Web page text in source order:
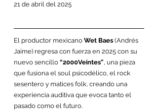
21 de abril del 2025
El productor mexicano Wet Baes (Andrés
Jaime) regresa con fuerza en 2025 con su
nuevo sencillo “2000Veintes”, una pieza
que fusiona el soul psicodélico, el rock
sesentero y matices folk, creando una
experiencia auditiva que evoca tanto el
pasado como el futuro.